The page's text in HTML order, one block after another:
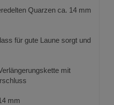
Quarzen ca. 14 mm
für gute Laune sorgt und
mit
mm